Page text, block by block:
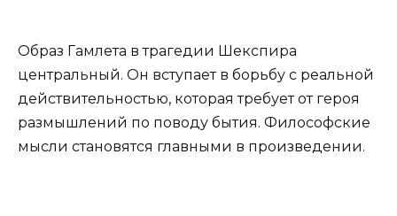
Образ Гамлета в трагедии Шекспира
центральный. Он вступает в борьбу с реальной
действительностью, которая требует от героя
размышлений по поводу бытия. Философские
мысли становятся главными в произведении.